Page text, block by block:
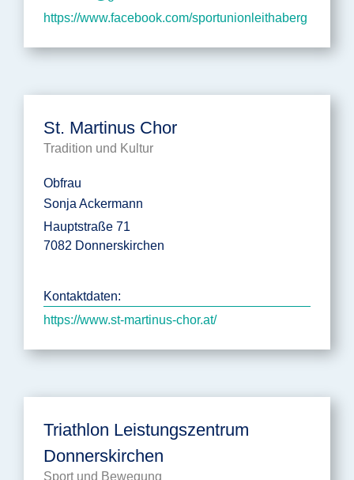
https://www.facebook.com/sportunionleithaberg
St. Martinus Chor
Tradition und Kultur
Obfrau
Sonja Ackermann
Hauptstraße 71
7082 Donnerskirchen
Kontaktdaten:
https://www.st-martinus-chor.at/
Triathlon Leistungszentrum
Donnerskirchen
Sport und Bewegung